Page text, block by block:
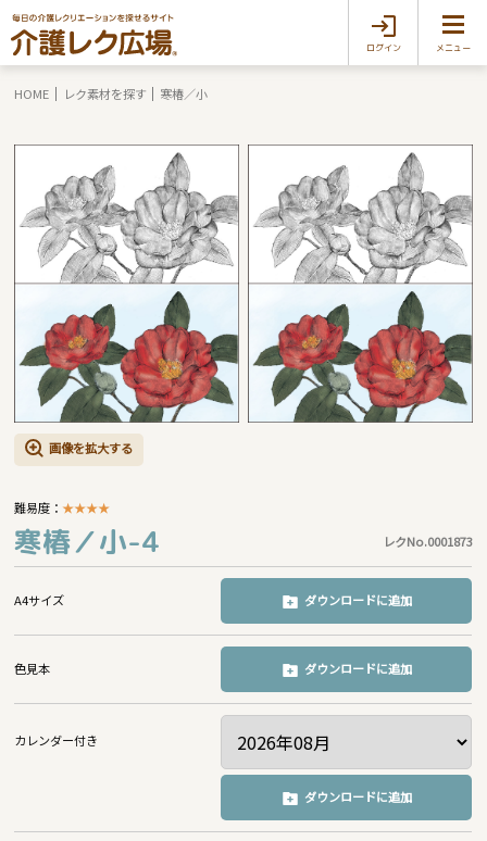
ログイン メニュー
HOME レク素材を探す 寒椿／小
画像を拡大する
難易度：★★★★
寒椿／小-4 レクNo.0001873
A4サイズ ダウンロードに追加
色見本 ダウンロードに追加
カレンダー付き
ダウンロードに追加